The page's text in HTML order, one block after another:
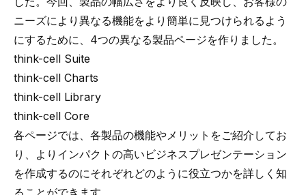
ニーズにより異なる機能をより簡単に見つけられるよう
にするために、4つの異なる製品ページを作りました。
think-cell Suite
think-cell Charts
think-cell Library
think-cell Core
各ページでは、各製品の機能やメリットをご紹介してお
り、よりインパクトの高いビジネスプレゼンテーション
を作成するのにそれぞれどのように役立つかを詳しく知